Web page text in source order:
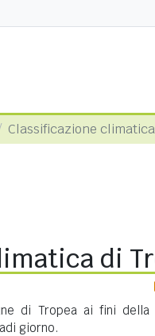
Classificazione climatica
di
di Tropea ai fini della
giorno.